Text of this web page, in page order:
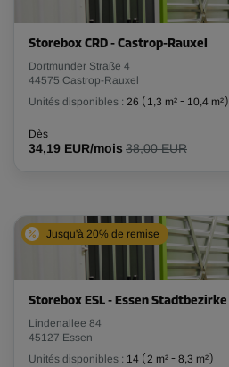
Storebox CRD - Castrop-Rauxel
Dortmunder Straße 4
44575 Castrop-Rauxel
Unités disponibles : 26 ( 1,3 m² - 10,4 m²)
Dès
34,19 EUR/mois 38,00 EUR
Jusqu'à 20% de remise
Storebox ESL - Essen Stadtbezirke
Lindenallee 84
45127 Essen
Unités disponibles : 14 (2 m² - 8,3 m²)